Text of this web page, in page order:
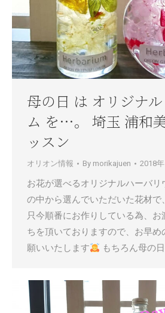
母の日 は オリジナ
ム を…。 埼玉 浦和
ッスン
オリオン情報 By morikajuen 2018
お花が選べるオリジナルハーバリ
の中から選んでいただいた花材で
只今順番にお作りしている為、お
ちを頂いておりますので、お早め
願いいたします
もちろん母の